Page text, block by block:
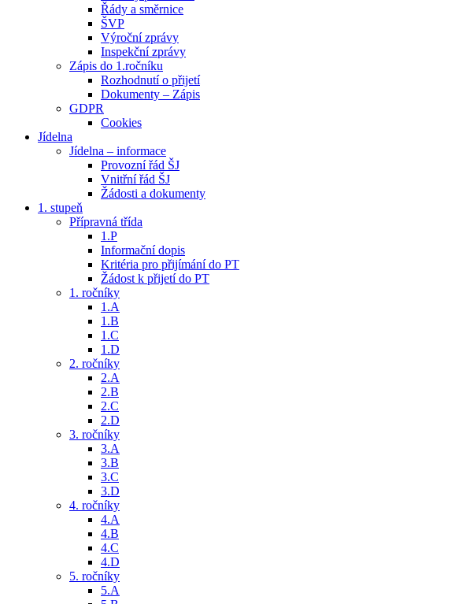
Řády a směrnice
ŠVP
Výroční zprávy
Inspekční zprávy
Zápis do 1.ročníku
Rozhodnutí o přijetí
Dokumenty – Zápis
GDPR
Cookies
Jídelna
Jídelna – informace
Provozní řád ŠJ
Vnitřní řád ŠJ
Žádosti a dokumenty
1. stupeň
Přípravná třída
1.P
Informační dopis
Kritéria pro přijímání do PT
Žádost k přijetí do PT
1. ročníky
1.A
1.B
1.C
1.D
2. ročníky
2.A
2.B
2.C
2.D
3. ročníky
3.A
3.B
3.C
3.D
4. ročníky
4.A
4.B
4.C
4.D
5. ročníky
5.A